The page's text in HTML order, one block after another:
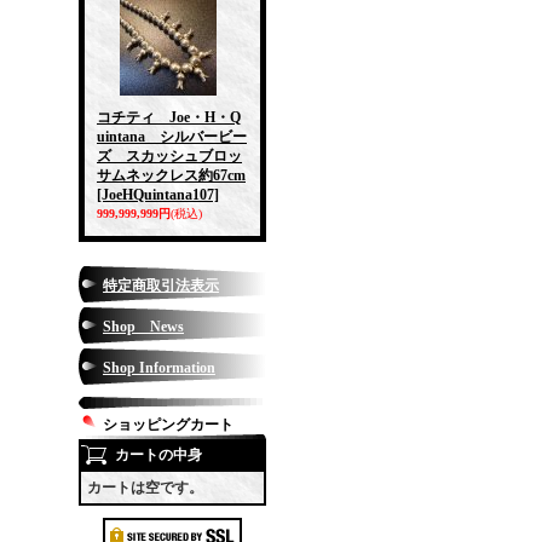
コチティ Joe・H・Q
uintana シルバービー
ズ スカッシュブロッ
サムネックレス約67cm
[JoeHQuintana107]
999,999,999円(税込)
特定商取引法表示
Shop News
Shop Information
ショッピングカート
カートの中身
カートは空です。